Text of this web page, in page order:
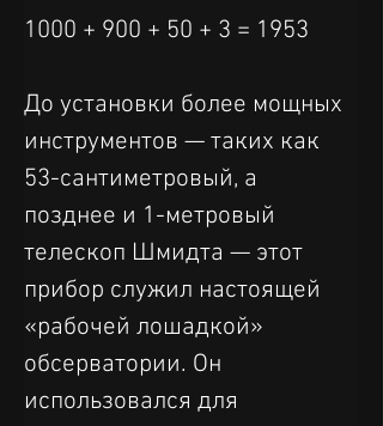
1000 + 900 + 50 + 3 = 1953
До установки более мощных
инструментов — таких как
53-сантиметровый, а
позднее и 1-метровый
телескоп Шмидта — этот
прибор служил настоящей
«рабочей лошадкой»
обсерватории. Он
использовался для